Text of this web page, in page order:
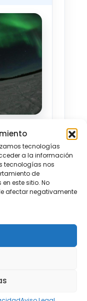
tecnologías
a la información
tecnologías nos
de
este sitio. No
afectar negativamente
tierra
a
Laponia
más
su
sol
de las